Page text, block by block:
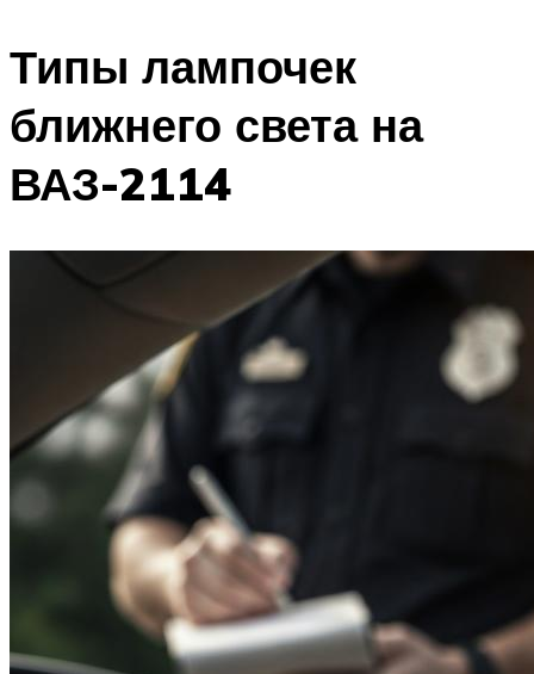
Типы лампочек
ближнего света на
ВАЗ-2114